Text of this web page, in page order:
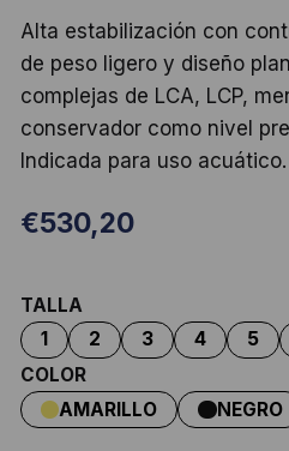
Alta estabilización con
de peso ligero y diseño
complejas de LCA, LCP,
conservador como nivel
Indicada para uso acuático.
€530,20
TALLA
COLOR